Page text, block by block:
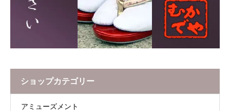
ショップカテゴリー
アミューズメント